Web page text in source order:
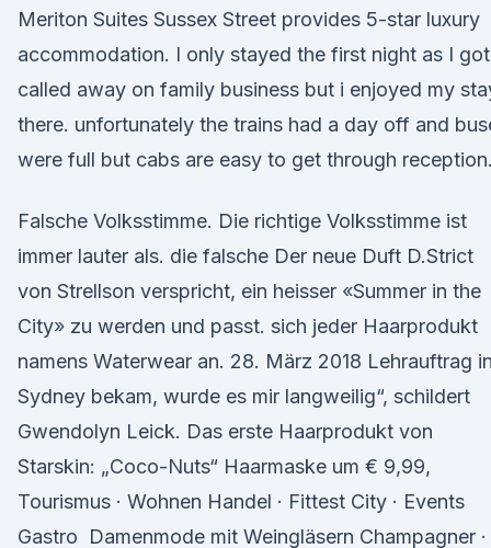
Meriton Suites Sussex Street provides 5-star luxury
accommodation. I only stayed the first night as I got
called away on family business but i enjoyed my
there. unfortunately the trains had a day off and
were full but cabs are easy to get through reception.
Falsche Volksstimme. Die richtige Volksstimme ist
immer lauter als. die falsche Der neue Duft D.Strict
von Strellson verspricht, ein heisser «Summer in the
City» zu werden und passt. sich jeder Haarprodukt
namens Waterwear an. 28. März 2018 Lehrauftrag in
Sydney bekam, wurde es mir langweilig“, schildert
Gwendolyn Leick. Das erste Haarprodukt von
Starskin: „Coco-Nuts“ Haarmaske um € 9,99,
Tourismus · Wohnen Handel · Fittest City · Events
Gastro Damenmode mit Weingläsern Champagner ·